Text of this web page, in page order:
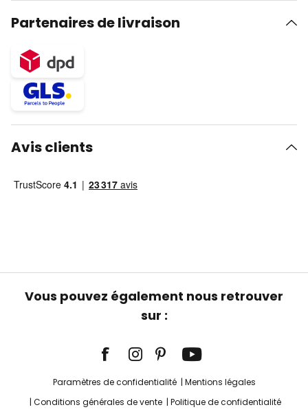
Partenaires de livraison
Avis clients
Vous pouvez également nous retrouver
sur :
Paramètres de confidentialité
Mentions légales
Conditions générales de vente
Politique de confidentialité